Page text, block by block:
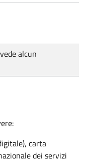
alcun
carta
dei servizi